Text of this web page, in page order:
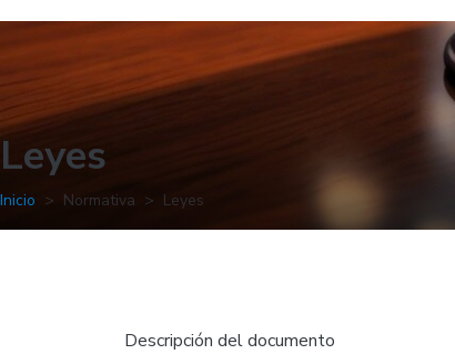
Leyes
Inicio Normativa Leyes
Descripción del documento